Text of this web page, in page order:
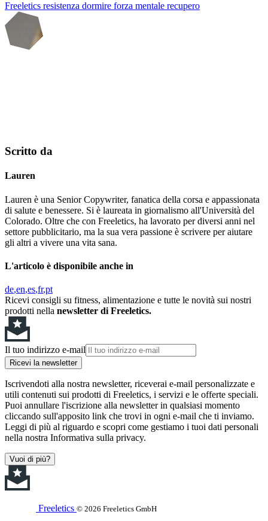
Freeletics resistenza dormire forza mentale recupero
Scritto da
Lauren
Lauren è una Senior Copywriter, fanatica della corsa e appassionata
di salute e benessere. Si è laureata in giornalismo all'Università del
Colorado. Oltre che con Freeletics, ha lavorato per diversi anni nel
settore pubblicitario, ma la sua vera passione è scrivere per aiutare
gli altri a vivere una vita sana.
L'articolo è disponibile anche in
de en es fr pt
Ricevi consigli su fitness, alimentazione e tutte le novità sui nostri
prodotti nella newsletter di Freeletics.
Il tuo indirizzo e-mail
Ricevi la newsletter
Iscrivendoti alla nostra newsletter, riceverai e-mail personalizzate e
utili contenuti sui prodotti di Freeletics, i servizi e le offerte speciali.
Puoi annullare l'iscrizione alla newsletter in qualsiasi momento
cliccando sull'apposito link che trovi in ogni e-mail che ti inviamo.
Leggi di più al riguardo e scopri come gestiamo i tuoi dati personali
nella nostra Informativa sulla privacy.
Vuoi di più?
Freeletics © 2026 Freeletics GmbH